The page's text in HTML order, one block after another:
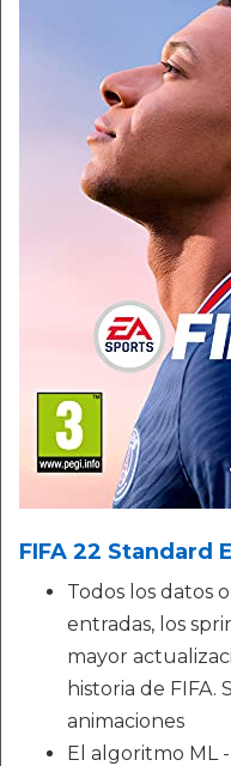
FIFA 22 Standard
Todos los datos
entradas, los
mayor
historia de FIFA.
animaciones
El algoritmo ML